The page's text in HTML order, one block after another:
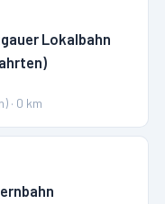
Lokalbahn
· 0 km